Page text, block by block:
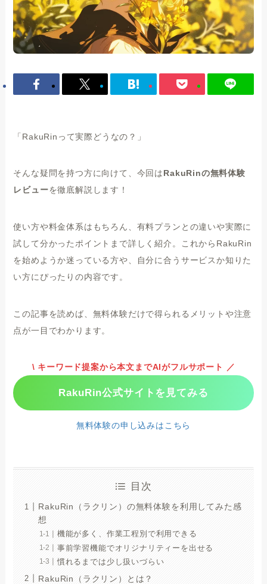
「RakuRinって実際どうなの？」
そんな疑問を持つ方に向けて、今回はRakuRinの無料体験
レビューを徹底解説します！
使い方や料金体系はもちろん、有料プランとの違いや実際に
試して分かったポイントまで詳しく紹介。これからRakuRin
を始めようか迷っている方や、自分に合うサービスか知りた
い方にぴったりの内容です。
この記事を読めば、無料体験だけで得られるメリットや注意
点が一目でわかります。
\ キーワード提案から本文までAIがフルサポート ／
RakuRin公式サイトを見てみる
無料体験の申し込みはこちら
目次
RakuRin（ラクリン）の無料体験を利用してみた感
想
機能が多く、作業工程別で利用できる
事前学習機能でオリジナリティーを出せる
慣れるまでは少し扱いづらい
RakuRin（ラクリン）とは？